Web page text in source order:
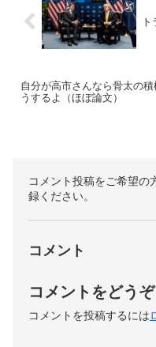
自分が高市さんなら骨太の積
うするよ（ほぼ論文）
コメント投稿をご希望の
録ください。
コメント
コメントをどうぞ
コメントを投稿するには